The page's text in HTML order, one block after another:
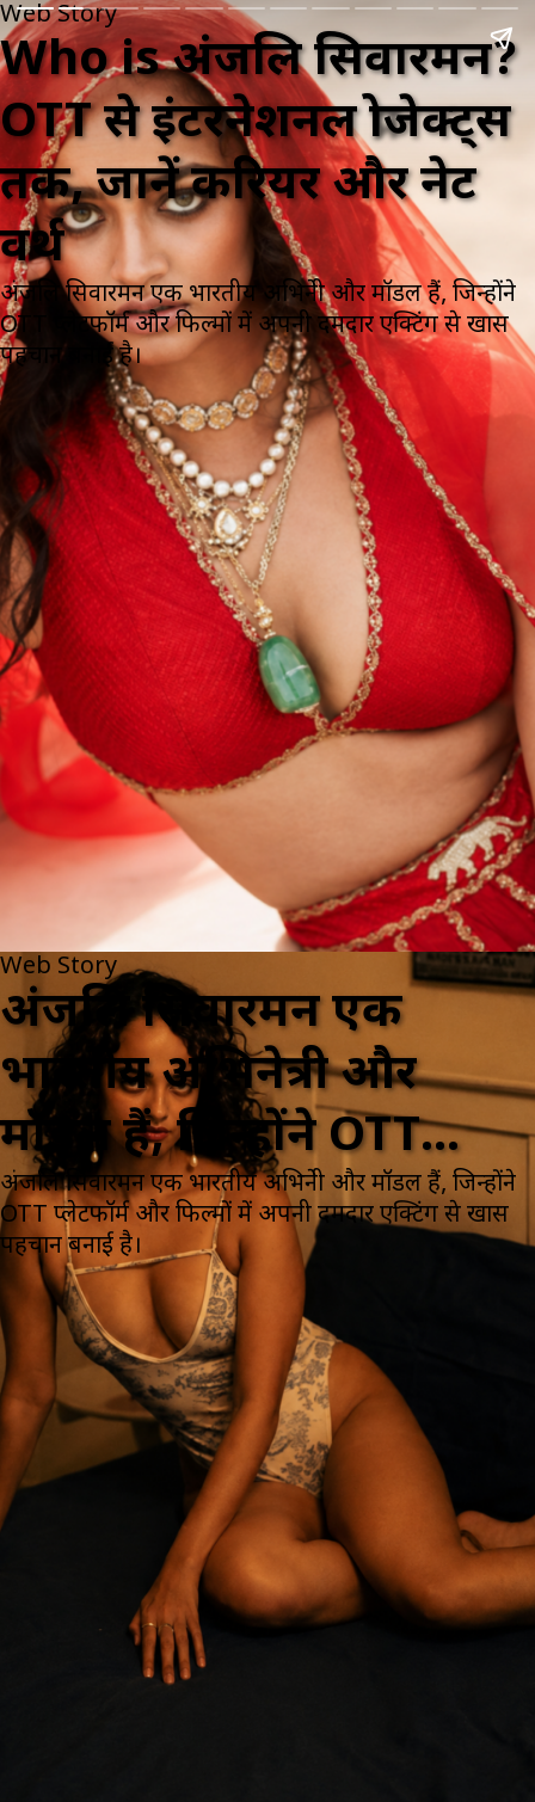
Web Story
Who is अंजलि सिवारमन?
OTT से इंटरनेशनल प्रोजेक्ट्स
तक, जानें करियर और नेट
वर्थ
अंजलि सिवारमन एक भारतीय अभिनेत्री और मॉडल हैं, जिन्होंने
OTT प्लेटफॉर्म और फिल्मों में अपनी दमदार एक्टिंग से खास
पहचान बनाई है।